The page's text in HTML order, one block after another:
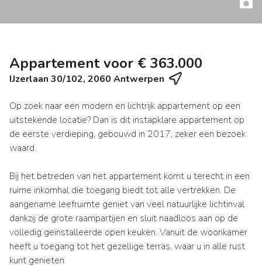
Appartement voor € 363.000
IJzerlaan 30/102, 2060 Antwerpen
Op zoek naar een modern en lichtrijk appartement op een
uitstekende locatie? Dan is dit instapklare appartement op
de eerste verdieping, gebouwd in 2017, zeker een bezoek
waard.
Bij het betreden van het appartement komt u terecht in een
ruime inkomhal die toegang biedt tot alle vertrekken. De
aangename leefruimte geniet van veel natuurlijke lichtinval
dankzij de grote raampartijen en sluit naadloos aan op de
volledig geïnstalleerde open keuken. Vanuit de woonkamer
heeft u toegang tot het gezellige terras, waar u in alle rust
kunt genieten.